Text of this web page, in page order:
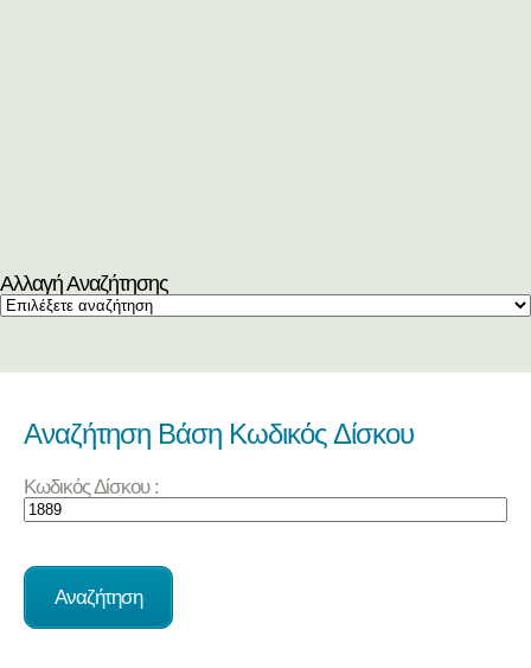
Αλλαγή Αναζήτησης
Αναζήτηση Βάση Κωδικός Δίσκου
Κωδικός Δίσκου :